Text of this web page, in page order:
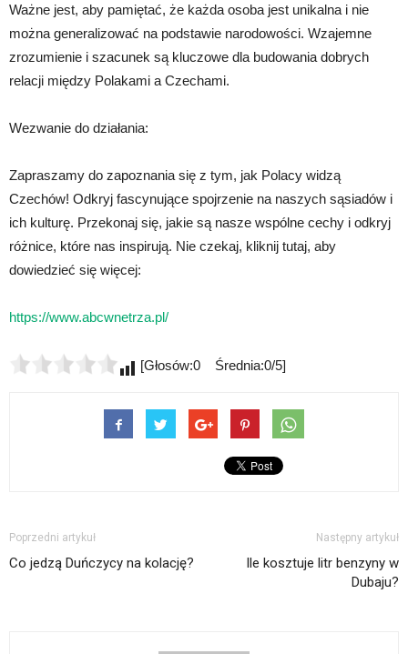
Ważne jest, aby pamiętać, że każda osoba jest unikalna i nie
można generalizować na podstawie narodowości. Wzajemne
zrozumienie i szacunek są kluczowe dla budowania dobrych
relacji między Polakami a Czechami.
Wezwanie do działania:
Zapraszamy do zapoznania się z tym, jak Polacy widzą
Czechów! Odkryj fascynujące spojrzenie na naszych sąsiadów i
ich kulturę. Przekonaj się, jakie są nasze wspólne cechy i odkryj
różnice, które nas inspirują. Nie czekaj, kliknij tutaj, aby
dowiedzieć się więcej:
https://www.abcwnetrza.pl/
[Głosów:0 Średnia:0/5]
Poprzedni artykuł
Co jedzą Duńczycy na kolację?
Następny artykuł
Ile kosztuje litr benzyny w
Dubaju?